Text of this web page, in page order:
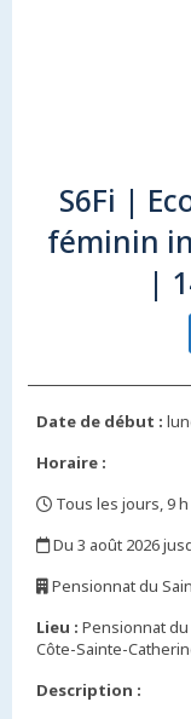
S6Fi |
féminin
|
Date de début :
Horaire :
Tous les jours, 9 h
Du 3 août 2026
Pensionnat du
Lieu : Pensionnat
Côte-Sainte-
Description :